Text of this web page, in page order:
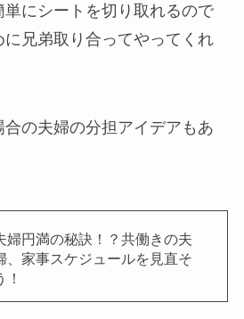
にシートを切り取れるので
に兄弟取り合ってやってくれ
の夫婦の分担アイデアもあ
婦円満の秘訣！？共働きの夫
、家事スケジュールを見直そ
！